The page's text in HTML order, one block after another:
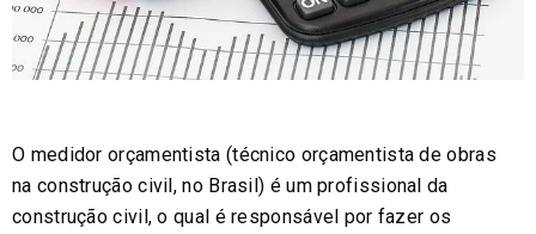
O medidor orçamentista (técnico orçamentista de obras
na construção civil, no Brasil) é um profissional da
construção civil, o qual é responsável por fazer os